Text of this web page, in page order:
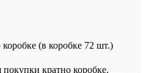
(в коробке 72 шт.)
покупки кратно коробке.